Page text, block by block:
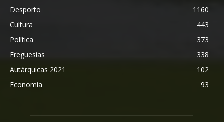
Desporto
1160
Cultura
443
Política
373
Freguesias
338
Autárquicas 2021
102
Economia
93